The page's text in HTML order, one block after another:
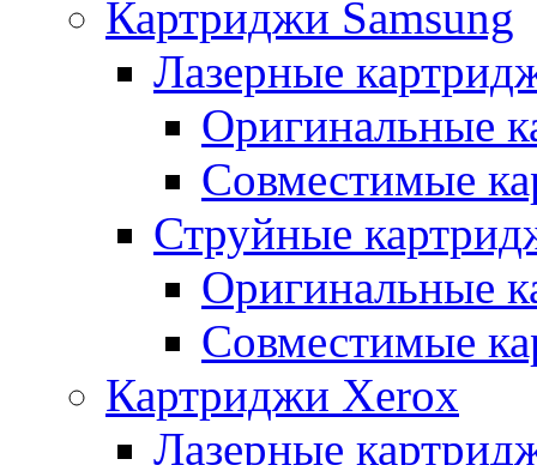
Картриджи Samsung
Лазерные
Оригинальные
Совместимые
Струйные
Оригинальные
Совместимые
Картриджи Xerox
Лазерные